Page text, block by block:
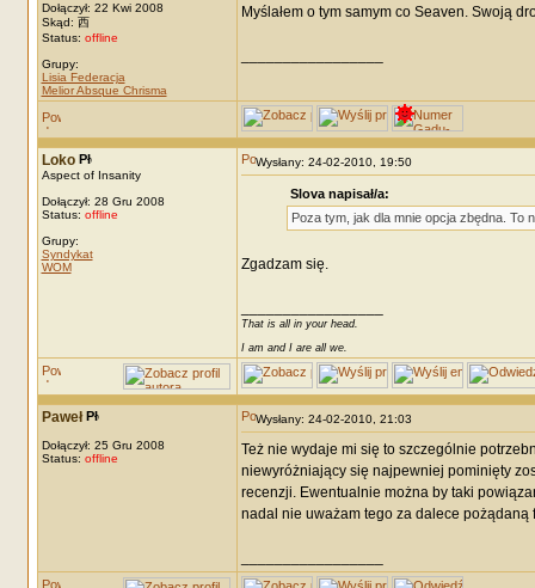
Dołączył: 22 Kwi 2008
Skąd: 西
Status: offline
Grupy:
Lisia Federacja
Melior Absque Chrisma
Myślałem o tym samym co Seaven. Swoją
Loko
Aspect of Insanity
Dołączył: 28 Gru 2008
Status: offline
Grupy:
Syndykat
WOM
Wysłany: 24-02-2010, 19:50
Slova napisał/a:
Poza tym, jak dla mnie opcja zbędna. To
Zgadzam się.
That is all in your head.
I am and I are all we.
Paweł
Dołączył: 25 Gru 2008
Status: offline
Wysłany: 24-02-2010, 21:03
Też nie wydaje mi się to szczególnie
niewyróżniający się najpewniej pominięty
recenzji. Ewentualnie można by taki
nadal nie uważam tego za dalece pożądaną